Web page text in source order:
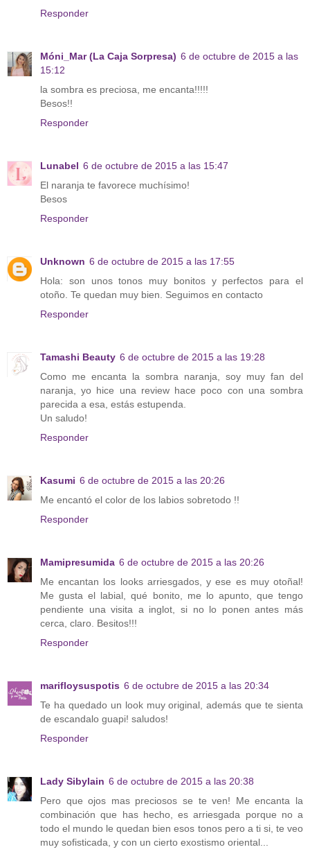
Responder
Móni_Mar (La Caja Sorpresa) 6 de octubre de 2015 a las
15:12
la sombra es preciosa, me encanta!!!!!
Besos!!
Responder
Lunabel 6 de octubre de 2015 a las 15:47
El naranja te favorece muchísimo!
Besos
Responder
Unknown 6 de octubre de 2015 a las 17:55
Hola: son unos tonos muy bonitos y perfectos para el
otoño. Te quedan muy bien. Seguimos en contacto
Responder
Tamashi Beauty 6 de octubre de 2015 a las 19:28
Como me encanta la sombra naranja, soy muy fan del
naranja, yo hice una review hace poco con una sombra
parecida a esa, estás estupenda.
Un saludo!
Responder
Kasumi 6 de octubre de 2015 a las 20:26
Me encantó el color de los labios sobretodo !!
Responder
Mamipresumida 6 de octubre de 2015 a las 20:26
Me encantan los looks arriesgados, y ese es muy otoñal!
Me gusta el labial, qué bonito, me lo apunto, que tengo
pendiente una visita a inglot, si no lo ponen antes más
cerca, claro. Besitos!!!
Responder
marifloysuspotis 6 de octubre de 2015 a las 20:34
Te ha quedado un look muy original, además que te sienta
de escandalo guapi! saludos!
Responder
Lady Sibylain 6 de octubre de 2015 a las 20:38
Pero que ojos mas preciosos se te ven! Me encanta la
combinación que has hecho, es arriesgada porque no a
todo el mundo le quedan bien esos tonos pero a ti si, te veo
muy sofisticada, y con un cierto exostismo oriental...